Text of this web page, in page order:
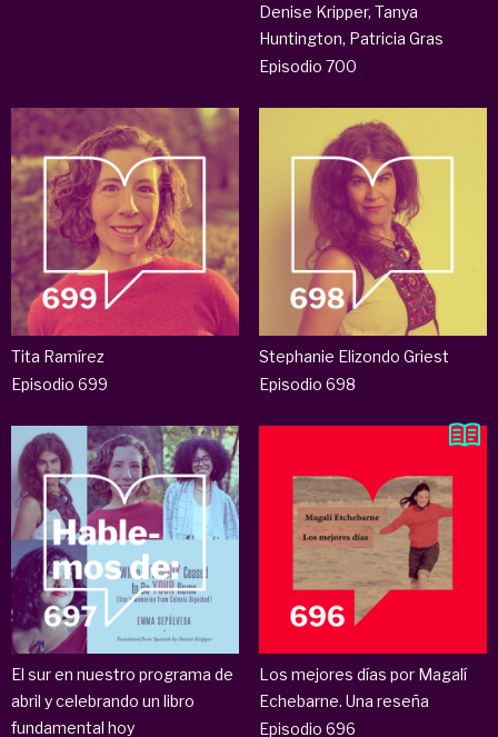
Denise Kripper, Tanya
Huntington, Patricia Gras
Episodio 700
Tita Ramírez
Episodio 699
Stephanie Elizondo Griest
Episodio 698
El sur en nuestro programa de
abril y celebrando un libro
fundamental hoy
Los mejores días por Magalí
Echebarne. Una reseña
Episodio 696